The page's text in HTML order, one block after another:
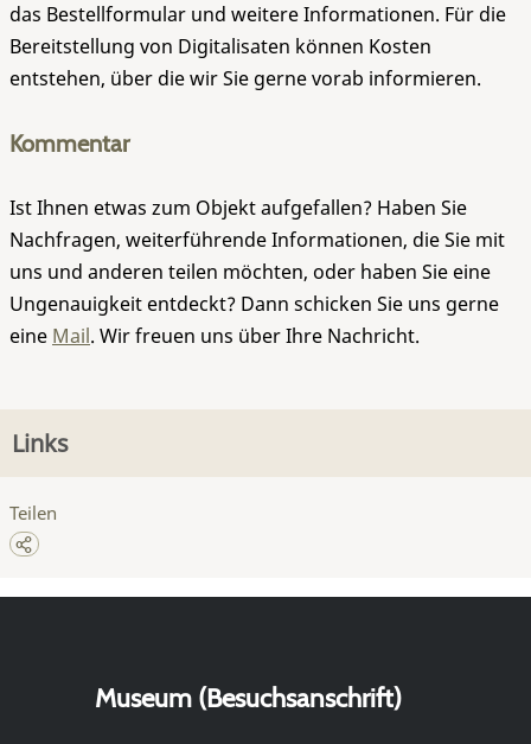
das Bestellformular und weitere Informationen. Für die
Bereitstellung von Digitalisaten können Kosten
entstehen, über die wir Sie gerne vorab informieren.
Kommentar
Ist Ihnen etwas zum Objekt aufgefallen? Haben Sie
Nachfragen, weiterführende Informationen, die Sie mit
uns und anderen teilen möchten, oder haben Sie eine
Ungenauigkeit entdeckt? Dann schicken Sie uns gerne
eine Mail. Wir freuen uns über Ihre Nachricht.
Links
Teilen
Museum (Besuchsanschrift)